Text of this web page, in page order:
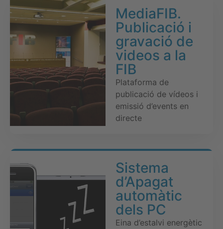
MediaFIB.
Publicació i
gravació de
videos a la
FIB
Plataforma de
publicació de vídeos i
emissió d’events en
directe
Sistema
d’Apagat
automàtic
dels PC
Eina d’estalvi energètic